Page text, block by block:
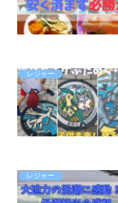
レジャー
レジャー